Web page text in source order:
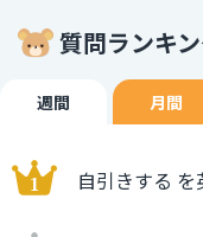
質問ランキ
週間 月間
自引きする